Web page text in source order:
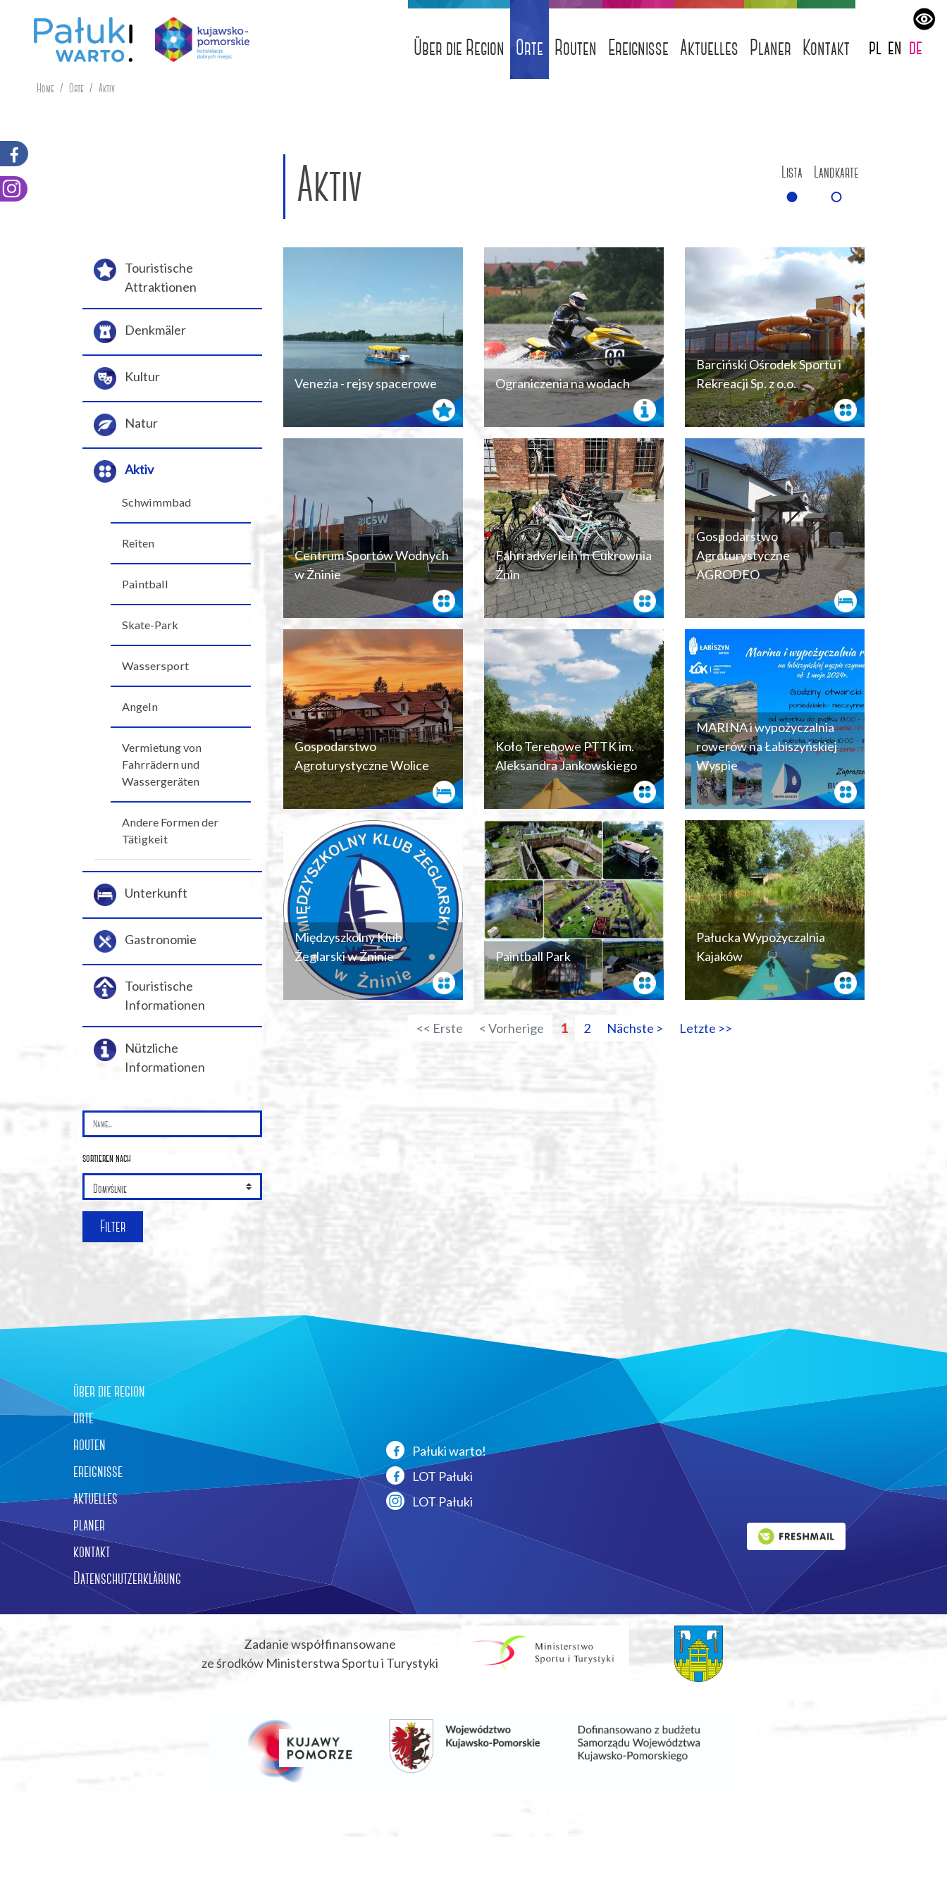
Über die Region Orte Routen Ereignisse Aktuelles Planer Kontakt pl en de
Home Orte Aktiv
Aktiv Lista Landkarte
Venezia - rejsy spacerowe Ograniczenia na wodach
Barciński Ośrodek Sportu i
Rekreacji Sp. z o.o.
Centrum Sportów Wodnych
w Żninie
Fahrradverleih in Cukrownia
Żnin
Gospodarstwo
Agroturystyczne
AGRODEO
Gospodarstwo
Agroturystyczne Wolice
Koło Terenowe PTTK im.
Aleksandra Jankowskiego
MARINA i wypożyczalnia
rowerów na Łabiszyńskiej
Wyspie
Międzyszkolny Klub
Żeglarski w Żninie
Paintball Park
Pałucka Wypożyczalnia
Kajaków
<< Erste < Vorherige 1 2 Nächste > Letzte >>
Leaflet
Touristische
Attraktionen
Denkmäler
Kultur
Natur
Aktiv
Schwimmbad
Reiten
Paintball
Skate-Park
Wassersport
Angeln
Vermietung von
Fahrrädern und
Wassergeräten
Andere Formen der
Tätigkeit
Unterkunft
Gastronomie
Touristische
Informationen
Nützliche
Informationen
sortieren nach
Filter
über die region
orte
routen
ereignisse
aktuelles
planer
kontakt
Datenschutzerklärung
Pałuki warto!
LOT Pałuki
LOT Pałuki
Zadanie współfinansowane
ze środków Ministerstwa Sportu i Turystyki